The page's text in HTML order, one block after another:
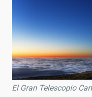
El Gran Telescopio